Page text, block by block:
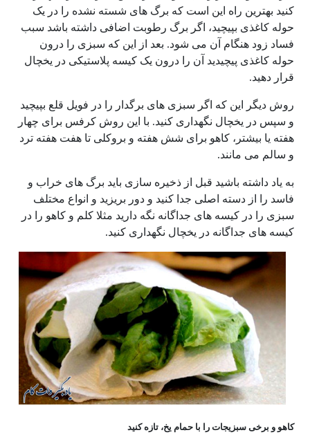
کنید بهترین راه این است که برگ های شسته نشده را در یک
حوله کاغذی بپیچید، اگر برگ رطوبت اضافی داشته باشد سبب
فساد زود هنگام آن می شود. بعد از این که سبزی را درون
حوله کاغذی پیچیدید آن را درون یک کیسه پلاستیکی در یخچال
قرار دهید.
روش دیگر این که اگر سبزی های برگدار را در فویل قلع بپیچید
و سپس در یخچال نگهداری کنید. با این روش کرفس برای چهار
هفته یا بیشتر، کاهو برای شش هفته و بروکلی تا هفت هفته ترد
و سالم می مانند.
به یاد داشته باشید قبل از ذخیره سازی باید برگ های خراب و
فاسد را از دسته اصلی جدا کنید و دور بریزید و انواع مختلف
سبزی را در کیسه های جداگانه نگه دارید مثلا کلم و کاهو را در
کیسه های جداگانه در یخچال نگهداری کنید.
کاهو و برخی سبزیجات را با حمام یخ، تازه کنید